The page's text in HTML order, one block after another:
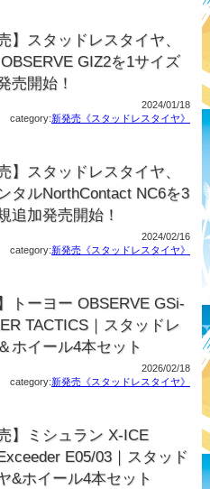
】スタッドレスタイヤ、
OBSERVE GIZ2を1サイズ
売開始！
2024/01/18
category:新発売《スタッドレスタイヤ》
】スタッドレスタイヤ、
タルNorthContact NC6を3
追加発売開始！
2024/02/16
category:新発売《スタッドレスタイヤ》
トーヨー OBSERVE GSi-
TACTICS｜スタッドレ
ホイール4本セット
2026/02/18
category:新発売《スタッドレスタイヤ》
】ミシュラン X-ICE
E05/03｜スタッド
&ホイール4本セット